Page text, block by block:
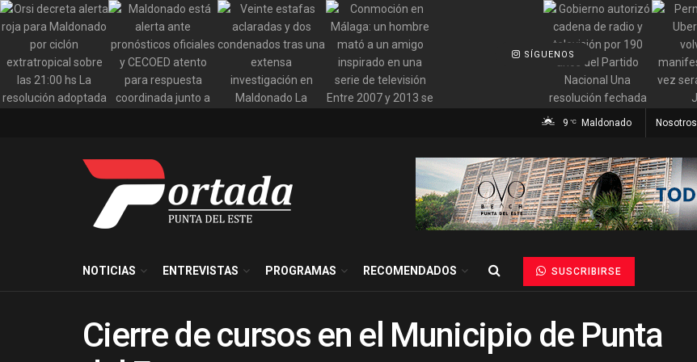
SÍGUENOS
9 °C Maldonado Nosotros
NOTICIAS ENTREVISTAS PROGRAMAS RECOMENDADOS SUSCRIBIRSE
Cierre de cursos en el Municipio de Punta